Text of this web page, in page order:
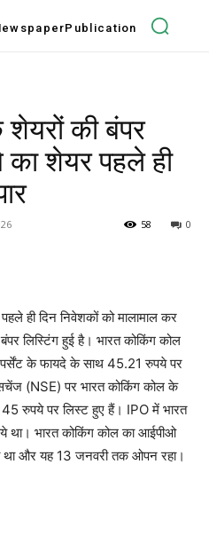
Publication
शेयरों की बंपर
का शेयर पहले ही
0
58
ही दिन निवेशकों को मालामाल कर
लिस्टिंग हुई है। भारत कोकिंग कोल
के फायदे के साथ 45.21 रुपये पर
(NSE) पर भारत कोकिंग कोल के
रुपये पर लिस्ट हुए हैं। IPO में भारत
था। भारत कोकिंग कोल का आईपीओ
था और यह 13 जनवरी तक ओपन रहा।